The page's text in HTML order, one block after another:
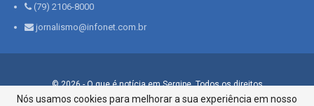
(79) 2106-8000
jornalismo@infonet.com.br
© 2026 - O que é notícia em Sergipe. Todos os direitos
reservados.
Nós usamos cookies para melhorar a sua experiência em nosso